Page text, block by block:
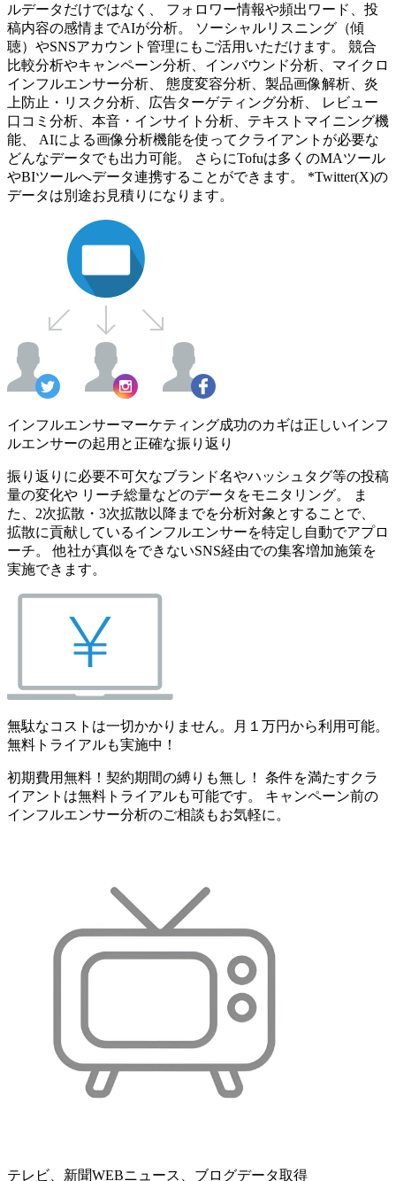
ルデータだけではなく、 フォロワー情報や頻出ワード、投
稿内容の感情までAIが分析。 ソーシャルリスニング（傾
聴）やSNSアカウント管理にもご活用いただけます。 競合
比較分析やキャンペーン分析、インバウンド分析、マイクロ
インフルエンサー分析、 態度変容分析、製品画像解析、炎
上防止・リスク分析、広告ターゲティング分析、 レビュー
口コミ分析、本音・インサイト分析、テキストマイニング機
能、 AIによる画像分析機能を使ってクライアントが必要な
どんなデータでも出力可能。 さらにTofuは多くのMAツール
やBIツールへデータ連携することができます。 *Twitter(X)の
データは別途お見積りになります。
インフルエンサーマーケティング成功のカギは正しいインフ
ルエンサーの起用と正確な振り返り
振り返りに必要不可欠なブランド名やハッシュタグ等の投稿
量の変化や リーチ総量などのデータをモニタリング。 ま
た、2次拡散・3次拡散以降までを分析対象とすることで、
拡散に貢献しているインフルエンサーを特定し自動でアプロ
ーチ。 他社が真似をできないSNS経由での集客増加施策を
実施できます。
無駄なコストは一切かかりません。月１万円から利用可能。
無料トライアルも実施中！
初期費用無料！契約期間の縛りも無し！ 条件を満たすクラ
イアントは無料トライアルも可能です。 キャンペーン前の
インフルエンサー分析のご相談もお気軽に。
テレビ、新聞WEBニュース、ブログデータ取得